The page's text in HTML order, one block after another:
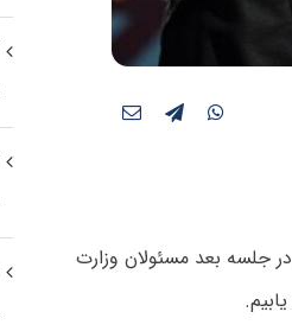
جلسه بعد مسئولان وزارت